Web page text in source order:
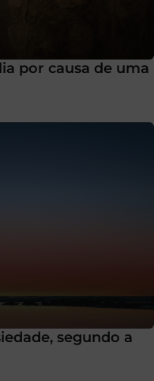
por causa de uma
segundo a